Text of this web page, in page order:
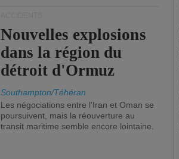
Nouvelles explosions
dans la région du
détroit d'Ormuz
Southampton/Téhéran
Les négociations entre l'Iran et Oman se
poursuivent, mais la réouverture au
transit maritime semble encore lointaine.